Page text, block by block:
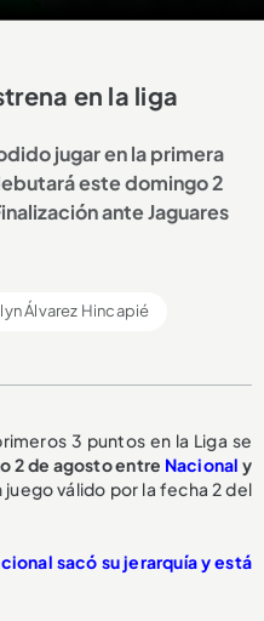
en la liga
jugar en la primera
este domingo 2
ante Jaguares
Álvarez Hincapié
3 puntos en la Liga se
2 de agosto entre Nacional y
válido por la fecha 2 del
sacó su jerarquía y está